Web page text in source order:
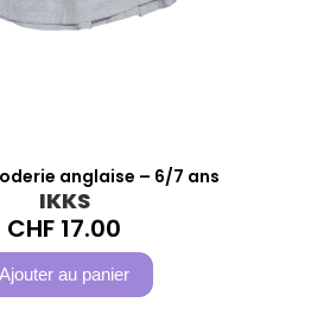
anglaise – 6/7 ans
IKKS
CHF 17.00
Ajouter au panier